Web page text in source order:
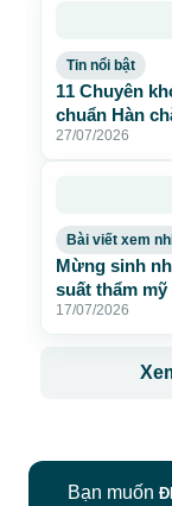
Tin nổi bật
11 Chuyên
chuẩn Hàn
27/07/2026
Bài viết xem
Mừng sinh
suất thẩm mỹ
17/07/2026
Bạn muốn